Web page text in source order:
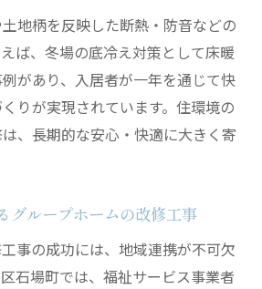
地柄を反映した断熱・防音などの
ば、冬場の底冷え対策として床暖
があり、入居者が一年を通じて快
りが実現されています。住環境の
、長期的な安心・快適に大きく寄
グループホームの改修工事
事の成功には、地域連携が不可欠
石場町では、福祉サービス事業者